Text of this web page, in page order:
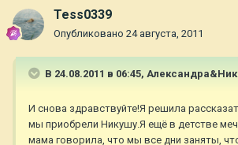
Tess0339
Опубликовано 24 августа, 2011
В 24.08.2011 в 06:45,
И снова здравствуйте!Я решила
мы приобрели Никушу.Я ещё в детстве
мама говорила, что мы все дни заняты,